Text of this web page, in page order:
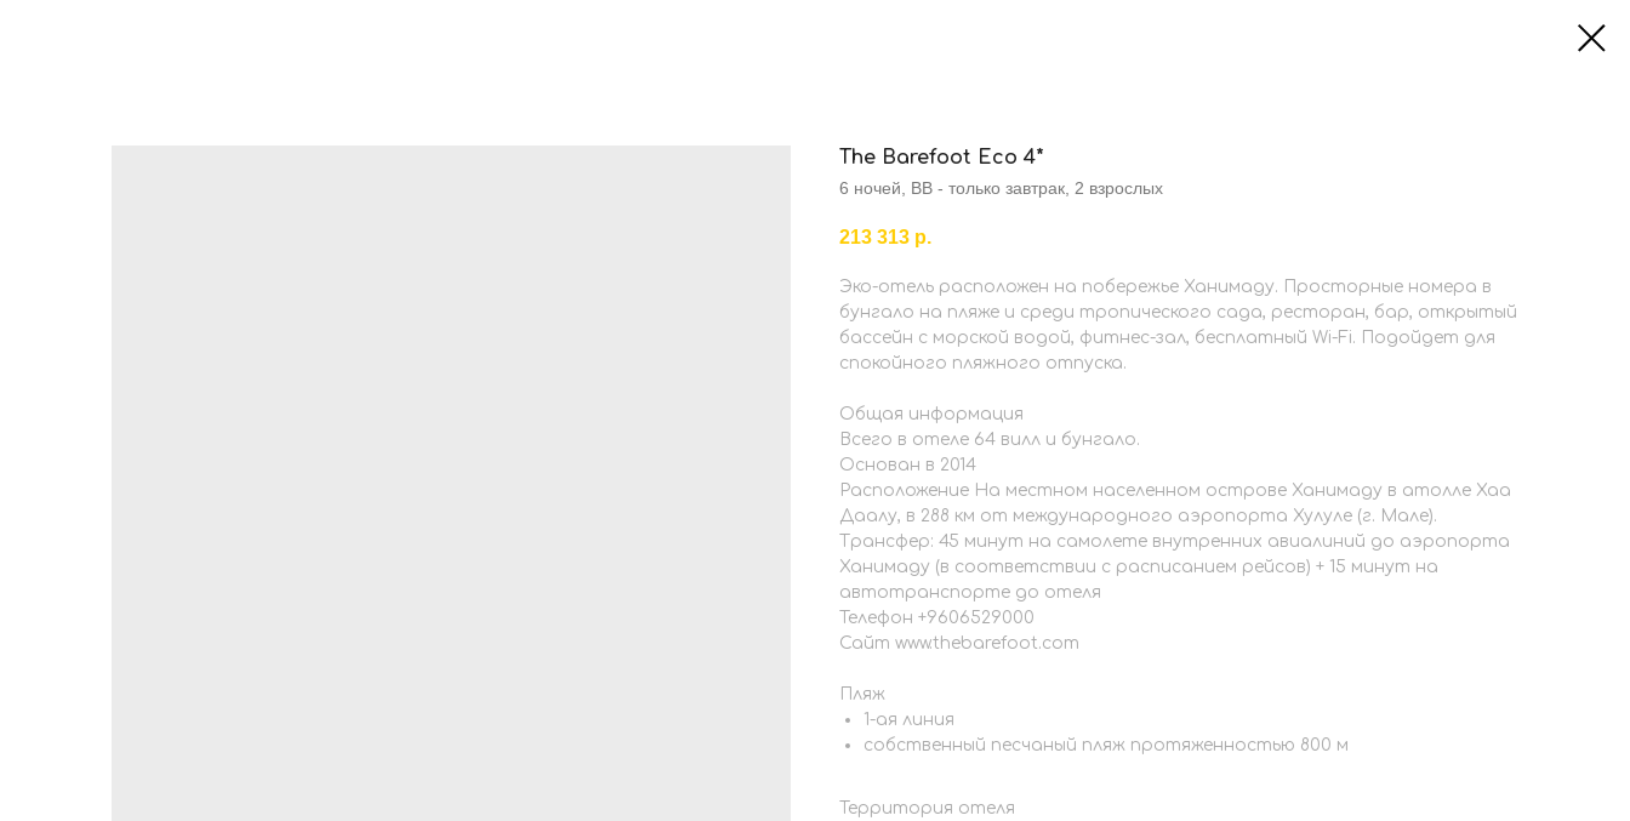
The Barefoot Eco 4*
6 ночей, BB - только завтрак, 2 взрослых
213 313 р.
Эко-отель расположен на побережье Ханимаду. Просторные номера в
бунгало на пляже и среди тропического сада, ресторан, бар, открытый
бассейн с морской водой, фитнес-зал, бесплатный Wi-Fi. Подойдет для
спокойного пляжного отпуска.
Общая информация
Всего в отеле 64 вилл и бунгало.
Основан в 2014
Расположение На местном населенном острове Ханимаду в атолле Хаа
Даалу, в 288 км от международного аэропорта Хулуле (г. Мале).
Трансфер: 45 минут на самолете внутренних авиалиний до аэропорта
Ханимаду (в соответствии с расписанием рейсов) + 15 минут на
автотранспорте до отеля
Телефон +9606529000
Сайт www.thebarefoot.com
Пляж
1-ая линия
собственный песчаный пляж протяженностью 800 м
Территория отеля